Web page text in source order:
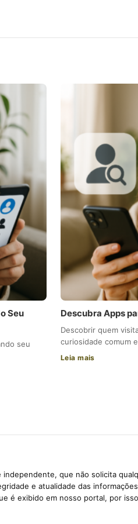
Seu
seu
Descubra Apps
Descobrir quem
curiosidade comum
Leia mais
que não solicita
e atualidade das
é exibido em nosso portal, por